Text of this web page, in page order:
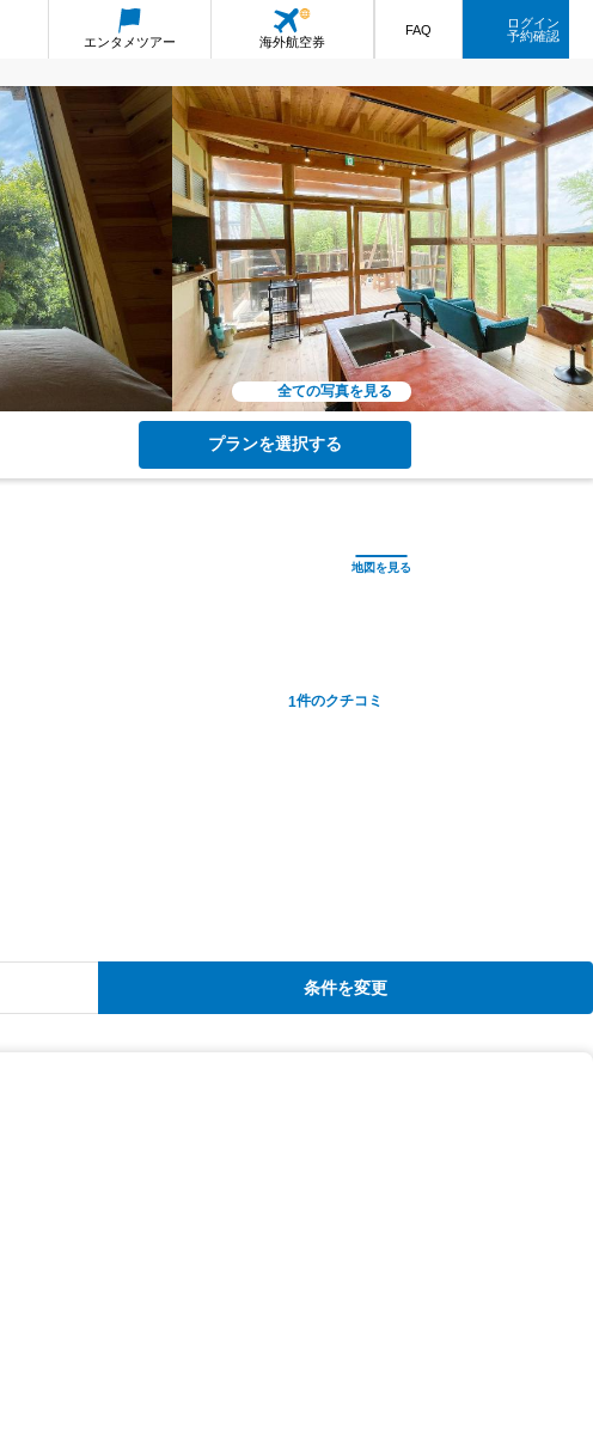
エンタメツアー 海外航空券
FAQ
ログイン
予約確認
全ての写真を見る
プランを選択する
1件のクチコミ
条件を変更